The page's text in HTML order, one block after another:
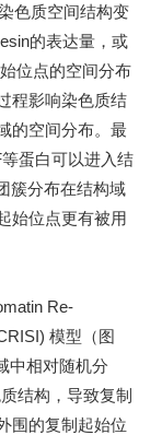
色质空间结构变
的表达量，或
位点的空间分布
程影响染色质结
的空间分布。最
蛋白可以进入结
簇分布在结构域
始位点更有被用
Re-
模型（图
中相对随机分
结构，导致复制
围的复制起始位